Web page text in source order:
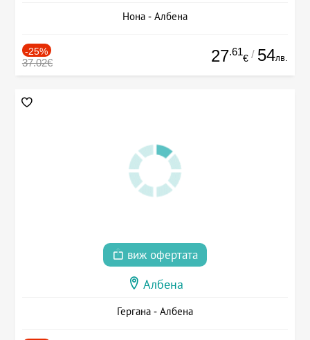
Нона - Албена
-25%
37.02€ 27.61
€ / 54лв.
виж офертата
Албена
Гергана - Албена